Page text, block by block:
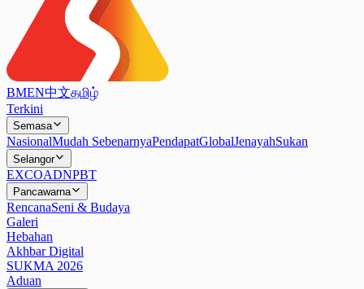
BMEN中文தமிழ்
Terkini
Semasa
NasionalMudah SebenarnyaPendapatGlobalJenayahSukan
Selangor
EXCOADNPBT
Pancawarna
RencanaSeni & Budaya
Galeri
Hebahan
Akhbar Digital
SUKMA 2026
Aduan